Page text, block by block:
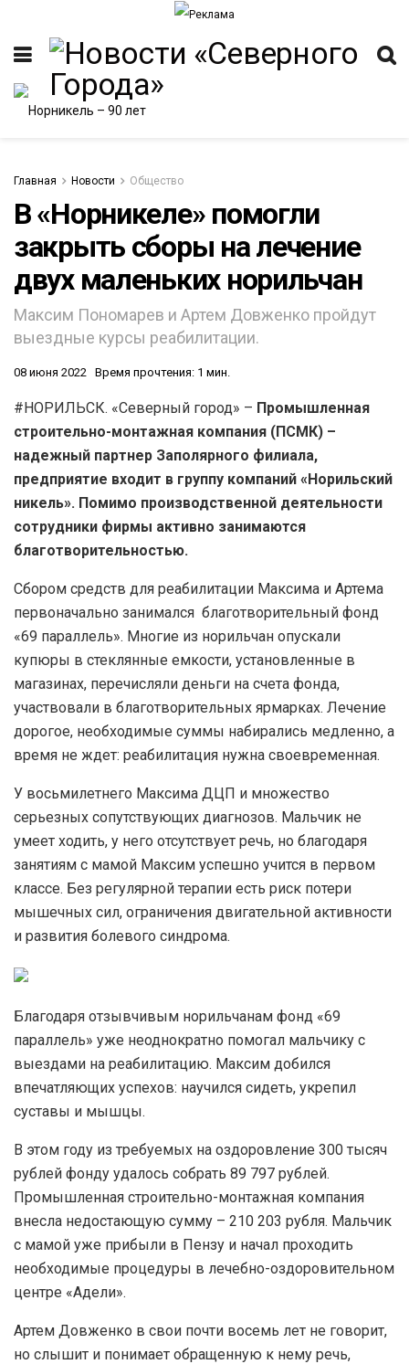
Главная Новости Общество
В «Норникеле» помогли
закрыть сборы на лечение
двух маленьких норильчан
Максим Пономарев и Артем Довженко пройдут
выездные курсы реабилитации.
08 июня 2022 Время прочтения: 1 мин.
#НОРИЛЬСК. «Северный город» – Промышленная
строительно-монтажная компания (ПСМК) –
надежный партнер Заполярного филиала,
предприятие входит в группу компаний «Норильский
никель». Помимо производственной деятельности
сотрудники фирмы активно занимаются
благотворительностью.
Сбором средств для реабилитации Максима и Артема
первоначально занимался благотворительный фонд
«69 параллель». Многие из норильчан опускали
купюры в стеклянные емкости, установленные в
магазинах, перечисляли деньги на счета фонда,
участвовали в благотворительных ярмарках. Лечение
дорогое, необходимые суммы набирались медленно, а
время не ждет: реабилитация нужна своевременная.
У восьмилетнего Максима ДЦП и множество
серьезных сопутствующих диагнозов. Мальчик не
умеет ходить, у него отсутствует речь, но благодаря
занятиям с мамой Максим успешно учится в первом
классе. Без регулярной терапии есть риск потери
мышечных сил, ограничения двигательной активности
и развития болевого синдрома.
Благодаря отзывчивым норильчанам фонд «69
параллель» уже неоднократно помогал мальчику с
выездами на реабилитацию. Максим добился
впечатляющих успехов: научился сидеть, укрепил
суставы и мышцы.
В этом году из требуемых на оздоровление 300 тысяч
рублей фонду удалось собрать 89 797 рублей.
Промышленная строительно-монтажная компания
внесла недостающую сумму – 210 203 рубля. Мальчик
с мамой уже прибыли в Пензу и начал проходить
необходимые процедуры в лечебно-оздоровительном
центре «Адели».
Артем Довженко в свои почти восемь лет не говорит,
но слышит и понимает обращенную к нему речь,